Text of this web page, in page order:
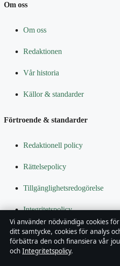
Om oss
Om oss
Redaktionen
Vår historia
Källor & standarder
Förtroende & standarder
Redaktionell policy
Rättelsepolicy
Tillgänglighetsredogörelse
Integritetspolicy
Kändisar & integritet
Om Bakom kulisserna i korthet
Vi använder nödvändiga cookies
ditt samtycke, cookies för analys
förbättra den och finansiera vår
och Integritetspolicy.